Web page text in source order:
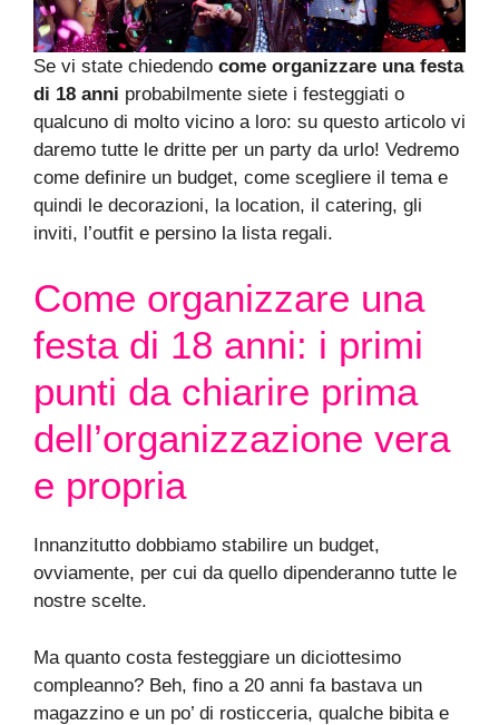
Se vi state chiedendo come organizzare una festa
di 18 anni probabilmente siete i festeggiati o
qualcuno di molto vicino a loro: su questo articolo vi
daremo tutte le dritte per un party da urlo! Vedremo
come definire un budget, come scegliere il tema e
quindi le decorazioni, la location, il catering, gli
inviti, l’outfit e persino la lista regali.
Come organizzare una
festa di 18 anni: i primi
punti da chiarire prima
dell’organizzazione vera
e propria
Innanzitutto dobbiamo stabilire un budget,
ovviamente, per cui da quello dipenderanno tutte le
nostre scelte.
Ma quanto costa festeggiare un diciottesimo
compleanno? Beh, fino a 20 anni fa bastava un
magazzino e un po’ di rosticceria, qualche bibita e